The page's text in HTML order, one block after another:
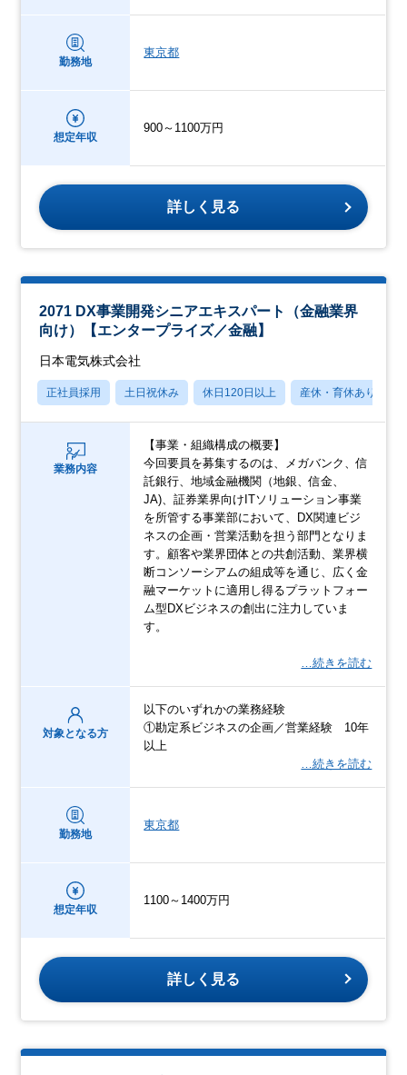
勤務地
東京都
想定年収
900～1100万円
詳しく見る
2071 DX事業開発シニアエキスパート（金融業界
向け）【エンタープライズ／金融】
日本電気株式会社
正社員採用 土日祝休み 休日120日以上 産休・育休あり
業務内容
【事業・組織構成の概要】
今回要員を募集するのは、メガバンク、信
託銀行、地域金融機関（地銀、信金、
JA)、証券業界向けITソリューション事業
を所管する事業部において、DX関連ビジ
ネスの企画・営業活動を担う部門となりま
す。顧客や業界団体との共創活動、業界横
断コンソーシアムの組成等を通じ、広く金
融マーケットに適用し得るプラットフォー
ム型DXビジネスの創出に注力していま
す。
…続きを読む
対象となる方
以下のいずれかの業務経験
①勘定系ビジネスの企画／営業経験 10年
以上
…続きを読む
勤務地
東京都
想定年収
1100～1400万円
詳しく見る